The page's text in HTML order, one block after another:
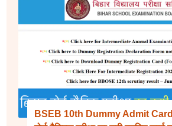
BSEB 10th Dummy Admit Card